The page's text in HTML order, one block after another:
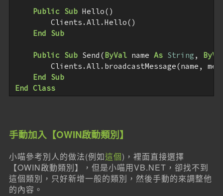
Public Sub Hello()
        Clients.All.Hello()
End Sub
Public Sub Send(ByVal name As String ,
Clients.All.broadcastMessage(name,
End Sub
End Class
手動加入【OWIN啟動類別】
小喵參考別人的做法(例如這個)，裡面直接選擇
【OWIN啟動類別】，但是小喵用VB.NET，卻找不到
這個類別，只好新增一般的類別，然後手動的來調整他
的內容。